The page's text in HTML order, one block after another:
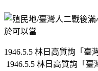
1946.5.5 林日高質詢「臺
1946.5.5 林日高質詢「